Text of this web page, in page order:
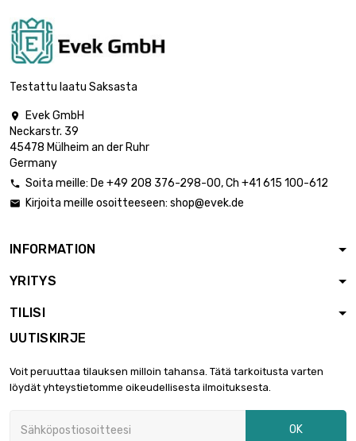
pituus : 1 Meter
halkaisija : 15mm
pituus : 1 Meter
halkaisija : 18mm
75,68 € 
pituus : 1 Meter
Testattu laatu Saksasta

Evek GmbH
Neckarstr. 39
45478 Mülheim an der Ruhr
Germany
 Soita meille: De +49 208 376-298-00, Ch +41 615 100-612
 Kirjoita meille osoitteeseen: shop@evek.de
INFORMATION
YRITYS
TILISI
UUTISKIRJE
Voit peruuttaa tilauksen milloin tahansa. Tätä tarkoitusta varten
löydät yhteystietomme oikeudellisesta ilmoituksesta.
OK